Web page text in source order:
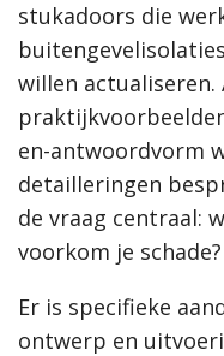
stukadoors die
willen actualiseren.
en-antwoordvorm
detailleringen
de vraag centraal:
voorkom je schade?
Er is specifieke
ontwerp en